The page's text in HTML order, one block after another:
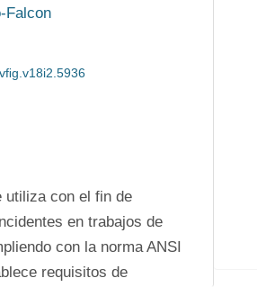
Falcon
utiliza con el fin de
en trabajos de
con la norma ANSI
requisitos de